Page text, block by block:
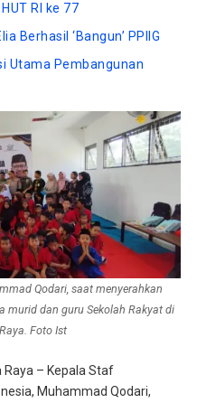
RI ke 77
Berhasil ‘Bangun’ PPIIG
Utama Pembangunan
Qodari, saat menyerahkan
murid dan guru Sekolah Rakyat di
Foto Ist
Raya – Kepala Staf
Muhammad Qodari,